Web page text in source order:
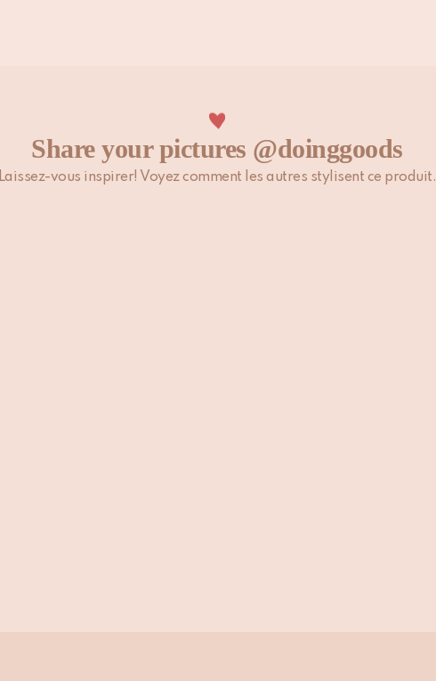
Share your pictures @doinggoods
Laissez-vous inspirer! Voyez comment les autres stylisent ce produit.